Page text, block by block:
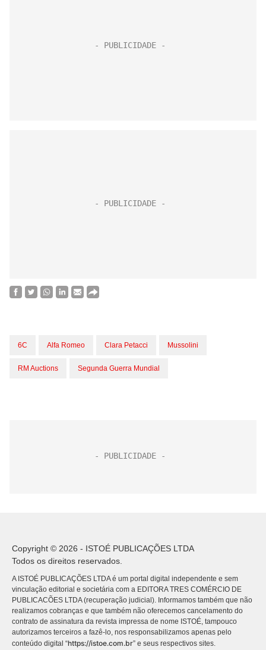
6C Alfa Romeo Clara Petacci Mussolini
RM Auctions Segunda Guerra Mundial
Copyright © 2026 - ISTOÉ PUBLICAÇÕES LTDA
Todos os direitos reservados.
A ISTOÉ PUBLICAÇÕES LTDA é um portal digital independente e sem
vinculação editorial e societária com a EDITORA TRES COMÉRCIO DE
PUBLICACÕES LTDA (recuperação judicial). Informamos também que não
realizamos cobranças e que também não oferecemos cancelamento do
contrato de assinatura da revista impressa de nome ISTOÉ, tampouco
autorizamos terceiros a fazê-lo, nos responsabilizamos apenas pelo
conteúdo digital “https://istoe.com.br” e seus respectivos sites.